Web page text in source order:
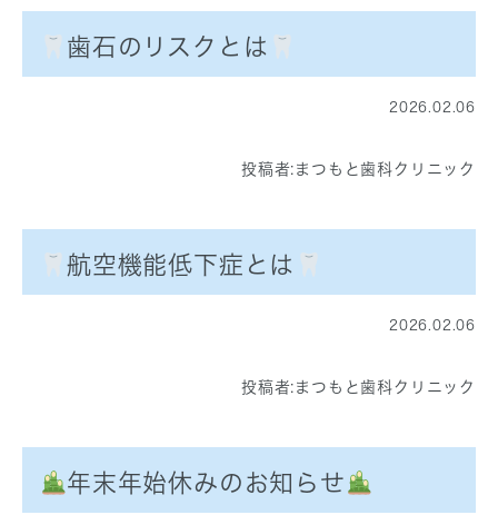
歯石のリスクとは
2026.02.06
投稿者: まつもと歯科クリニック
航空機能低下症とは
2026.02.06
投稿者: まつもと歯科クリニック
年末年始休みのお知らせ